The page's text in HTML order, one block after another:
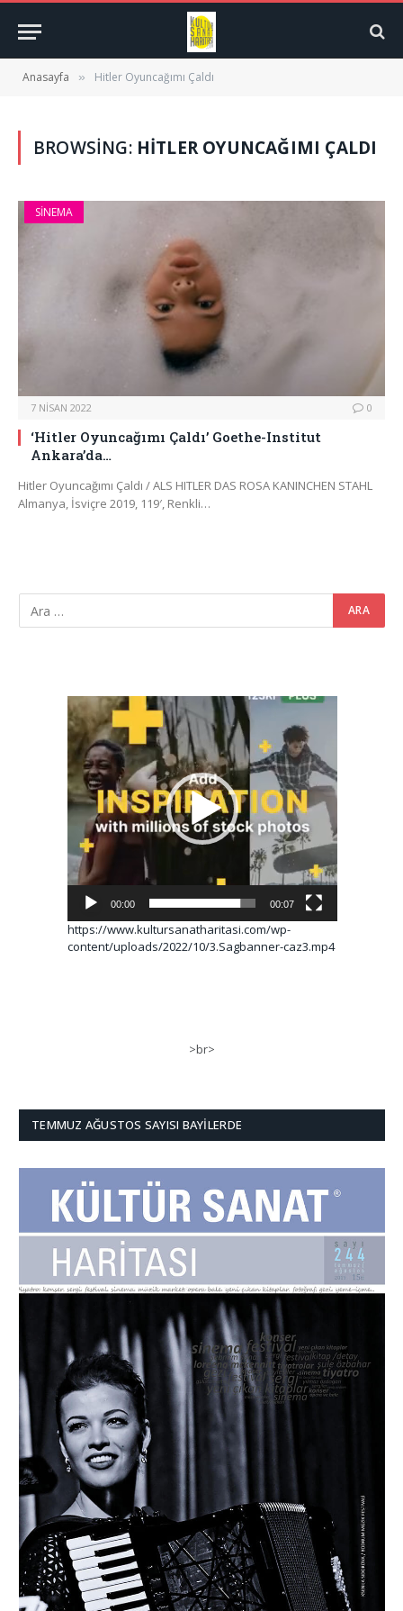
Anasayfa » Hitler Oyuncağımı Çaldı
BROWSING: HITLER OYUNCAĞIMI ÇALDI
SINEMA
7 NISAN 2022 0
‘Hitler Oyuncağımı Çaldı’ Goethe-Institut
Ankara’da…
Hitler Oyuncağımı Çaldı / ALS HITLER DAS ROSA KANINCHEN STAHL
Almanya, İsviçre 2019, 119′, Renkli…
Video
oynatıcı
00:00 00:07
https://www.kultursanatharitasi.com/wp-
content/uploads/2022/10/3.Sagbanner-caz3.mp4
>br>
TEMMUZ AĞUSTOS SAYISI BAYILERDE